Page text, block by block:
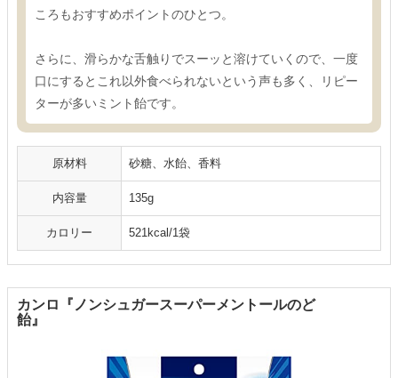
ころもおすすめポイントのひとつ。
さらに、滑らかな舌触りでスーッと溶けていくので、一度
口にするとこれ以外食べられないという声も多く、リピー
ターが多いミント飴です。
原材料 砂糖、水飴、香料
内容量 135g
カロリー 521kcal/1袋
カンロ『ノンシュガースーパーメントールのど
飴』